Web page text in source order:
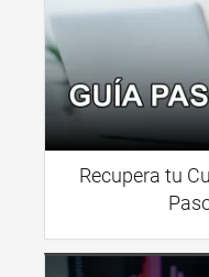
Recupera tu